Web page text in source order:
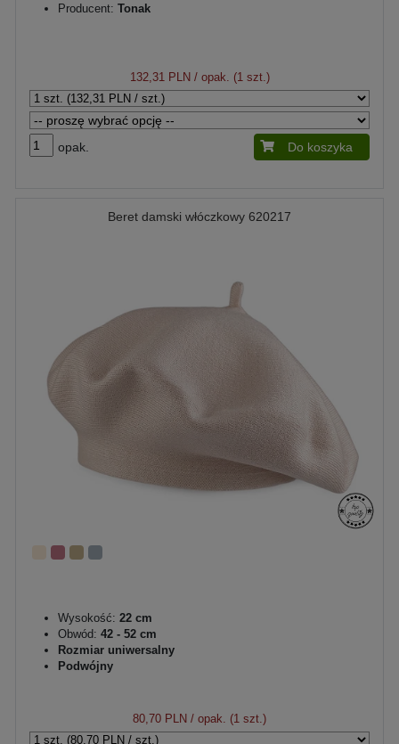
Producent: Tonak
132,31 PLN/ opak. (1 szt.)
opak. Do koszyka
Beret damski włóczkowy 620217
Wysokość: 22 cm
Obwód: 42 - 52 cm
Rozmiar uniwersalny
Podwójny
80,70 PLN / opak. (1 szt.)